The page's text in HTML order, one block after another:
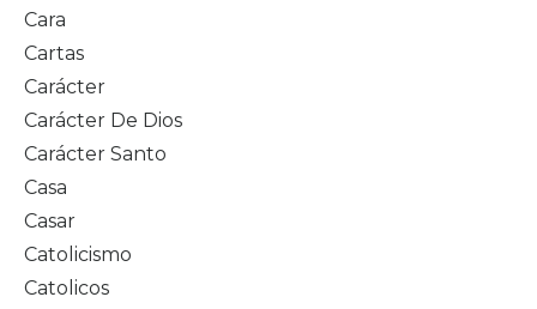
Cara
Cartas
Carácter
Carácter De Dios
Carácter Santo
Casa
Casar
Catolicismo
Catolicos